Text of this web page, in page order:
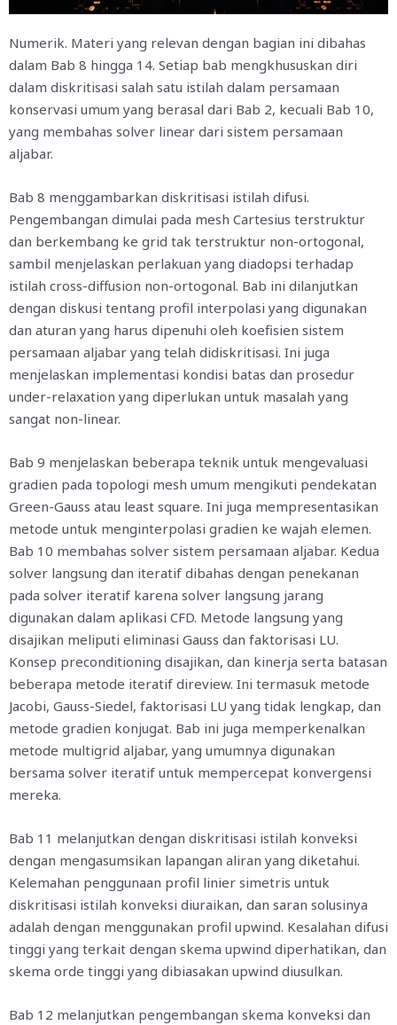
Numerik. Materi yang relevan dengan bagian ini dibahas
dalam Bab 8 hingga 14. Setiap bab mengkhususkan diri
dalam diskritisasi salah satu istilah dalam persamaan
konservasi umum yang berasal dari Bab 2, kecuali Bab 10,
yang membahas solver linear dari sistem persamaan
aljabar.
Bab 8 menggambarkan diskritisasi istilah difusi.
Pengembangan dimulai pada mesh Cartesius terstruktur
dan berkembang ke grid tak terstruktur non-ortogonal,
sambil menjelaskan perlakuan yang diadopsi terhadap
istilah cross-diffusion non-ortogonal. Bab ini dilanjutkan
dengan diskusi tentang profil interpolasi yang digunakan
dan aturan yang harus dipenuhi oleh koefisien sistem
persamaan aljabar yang telah didiskritisasi. Ini juga
menjelaskan implementasi kondisi batas dan prosedur
under-relaxation yang diperlukan untuk masalah yang
sangat non-linear.
Bab 9 menjelaskan beberapa teknik untuk mengevaluasi
gradien pada topologi mesh umum mengikuti pendekatan
Green-Gauss atau least square. Ini juga mempresentasikan
metode untuk menginterpolasi gradien ke wajah elemen.
Bab 10 membahas solver sistem persamaan aljabar. Kedua
solver langsung dan iteratif dibahas dengan penekanan
pada solver iteratif karena solver langsung jarang
digunakan dalam aplikasi CFD. Metode langsung yang
disajikan meliputi eliminasi Gauss dan faktorisasi LU.
Konsep preconditioning disajikan, dan kinerja serta batasan
beberapa metode iteratif direview. Ini termasuk metode
Jacobi, Gauss-Siedel, faktorisasi LU yang tidak lengkap, dan
metode gradien konjugat. Bab ini juga memperkenalkan
metode multigrid aljabar, yang umumnya digunakan
bersama solver iteratif untuk mempercepat konvergensi
mereka.
Bab 11 melanjutkan dengan diskritisasi istilah konveksi
dengan mengasumsikan lapangan aliran yang diketahui.
Kelemahan penggunaan profil linier simetris untuk
diskritisasi istilah konveksi diuraikan, dan saran solusinya
adalah dengan menggunakan profil upwind. Kesalahan difusi
tinggi yang terkait dengan skema upwind diperhatikan, dan
skema orde tinggi yang dibiasakan upwind diusulkan.
Bab 12 melanjutkan pengembangan skema konveksi dan